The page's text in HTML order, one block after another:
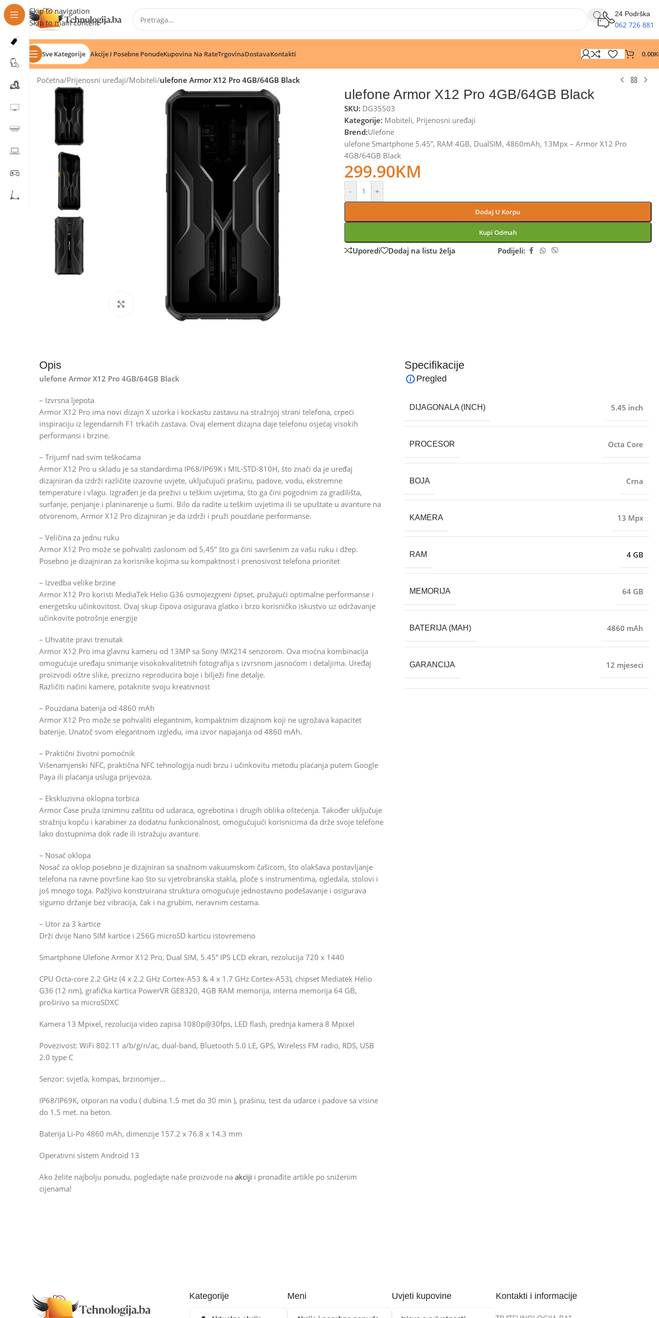
Skip to navigation
Skip to main content
24 Podrška
062 726 881
Sve Kategorije Akcije I Posebne PonudeKupovina Na RateTrgovinaDostavaKontakti 0.00
Početna/Prijenosni uređaji/Mobiteli/ulefone Armor X12 Pro 4GB/64GB Black
Kliknite za uvećanje
ulefone Armor X12 Pro 4GB/64GB Black
SKU: DG35503
Kategorije: Mobiteli, Prijenosni uređaji
Brend:Ulefone
ulefone Smartphone 5.45”, RAM 4GB, DualSIM, 4860mAh, 13Mpx – Armor X12 Pro
4GB/64GB Black
299.90KM
- +
Dodaj U Korpu
Kupi Odmah
Uporedi Dodaj na listu želja Podijeli:
Opis
ulefone Armor X12 Pro 4GB/64GB Black
– Izvrsna ljepota
Armor X12 Pro ima novi dizajn X uzorka i kockastu zastavu na stražnjoj strani telefona, crpeći
inspiraciju iz legendarnih F1 trkaćih zastava. Ovaj element dizajna daje telefonu osjećaj visokih
performansi i brzine.
– Trijumf nad svim teškoćama
Armor X12 Pro u skladu je sa standardima IP68/IP69K i MIL-STD-810H, što znači da je uređaj
dizajniran da izdrži različite izazovne uvjete, uključujući prašinu, padove, vodu, ekstremne
temperature i vlagu. Izgrađen je da preživi u teškim uvjetima, što ga čini pogodnim za gradilišta,
surfanje, penjanje i planinarenje u šumi. Bilo da radite u teškim uvjetima ili se upuštate u avanture na
otvorenom, Armor X12 Pro dizajniran je da izdrži i pruži pouzdane performanse.
– Veličina za jednu ruku
Armor X12 Pro može se pohvaliti zaslonom od 5,45” što ga čini savršenim za vašu ruku i džep.
Posebno je dizajniran za korisnike kojima su kompaktnost i prenosivost telefona prioritet
– Izvedba velike brzine
Armor X12 Pro koristi MediaTek Helio G36 osmojezgreni čipset, pružajući optimalne performanse i
energetsku učinkovitost. Ovaj skup čipova osigurava glatko i brzo korisničko iskustvo uz održavanje
učinkovite potrošnje energije
– Uhvatite pravi trenutak
Armor X12 Pro ima glavnu kameru od 13MP sa Sony IMX214 senzorom. Ova moćna kombinacija
omogućuje uređaju snimanje visokokvalitetnih fotografija s izvrsnom jasnoćom i detaljima. Uređaj
proizvodi oštre slike, precizno reproducira boje i bilježi fine detalje.
Različiti načini kamere, potaknite svoju kreativnost
– Pouzdana baterija od 4860 mAh
Armor X12 Pro može se pohvaliti elegantnim, kompaktnim dizajnom koji ne ugrožava kapacitet
baterije. Unatoč svom elegantnom izgledu, ima izvor napajanja od 4860 mAh.
– Praktični životni pomoćnik
Višenamjenski NFC, praktična NFC tehnologija nudi brzu i učinkovitu metodu plaćanja putem Google
Paya ili plaćanja usluga prijevoza.
– Ekskluzivna oklopna torbica
Armor Case pruža iznimnu zaštitu od udaraca, ogrebotina i drugih oblika oštećenja. Također uključuje
stražnju kopču i karabiner za dodatnu funkcionalnost, omogućujući korisnicima da drže svoje telefone
lako dostupnima dok rade ili istražuju avanture.
– Nosač oklopa
Nosač za oklop posebno je dizajniran sa snažnom vakuumskom čašicom, što olakšava postavljanje
telefona na ravne površine kao što su vjetrobranska stakla, ploče s instrumentima, ogledala, stolovi i
još mnogo toga. Pažljivo konstruirana struktura omogućuje jednostavno podešavanje i osigurava
sigurno držanje bez vibracija, čak i na grubim, neravnim cestama.
– Utor za 3 kartice
Drži dvije Nano SIM kartice i 256G microSD karticu istovremeno
Smartphone Ulefone Armor X12 Pro, Dual SIM, 5.45” IPS LCD ekran, rezolucija 720 x 1440
CPU Octa-core 2.2 GHz (4 x 2.2 GHz Cortex-A53 & 4 x 1.7 GHz Cortex-A53), chipset Mediatek Helio
G36 (12 nm), grafička kartica PowerVR GE8320, 4GB RAM memorija, interna memorija 64 GB,
proširivo sa microSDXC
Kamera 13 Mpixel, rezolucija video zapisa 1080p@30fps, LED flash, prednja kamera 8 Mpixel
Povezivost: WiFi 802.11 a/b/g/n/ac, dual-band, Bluetooth 5.0 LE, GPS, Wireless FM radio, RDS, USB
2.0 type C
Senzor: svjetla, kompas, brzinomjer…
IP68/IP69K, otporan na vodu ( dubina 1.5 met do 30 min ), prašinu, test da udarce i padove sa visine
do 1.5 met. na beton.
Baterija Li-Po 4860 mAh, dimenzije 157.2 x 76.8 x 14.3 mm
Operativni sistem Android 13
Ako želite najbolju ponudu, pogledajte naše proizvode na akciji i pronađite artikle po sniženim
cijenama!
Specifikacije
Pregled
DIJAGONALA (INCH) 5.45 inch
PROCESOR Octa Core
BOJA Crna
KAMERA 13 Mpx
RAM 4 GB
MEMORIJA 64 GB
BATERIJA (MAH) 4860 mAh
GARANCIJA 12 mjeseci
Kategorije Meni Uvjeti kupovine Kontakti i informacije